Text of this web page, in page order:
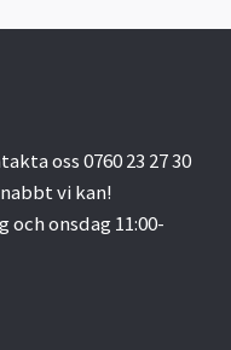
oss 0760 23 27 30
vi kan!
onsdag 11:00-